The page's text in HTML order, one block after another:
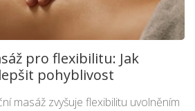
pro flexibilitu: Jak
pohyblivost
masáž zvyšuje flexibilitu uvolněním